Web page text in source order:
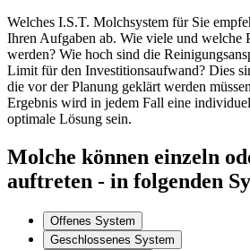
Welches I.S.T. Molchsystem für Sie
Ihren Aufgaben ab. Wie viele und welche
werden? Wie hoch sind die
Limit für den Investitionsaufwand? Dies
die vor der Planung geklärt werden
Ergebnis wird in jedem Fall eine
optimale Lösung sein.
Molche können einzeln
auftreten - in folgenden
Offenes System
Geschlossenes System